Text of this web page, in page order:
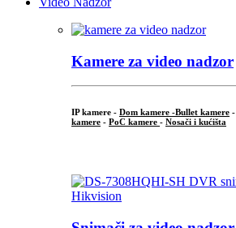
Kamere za video nadzor
IP kamere - Dom kamere -Bullet kamere -
kamere - PoC kamere - Nosači i kućišta